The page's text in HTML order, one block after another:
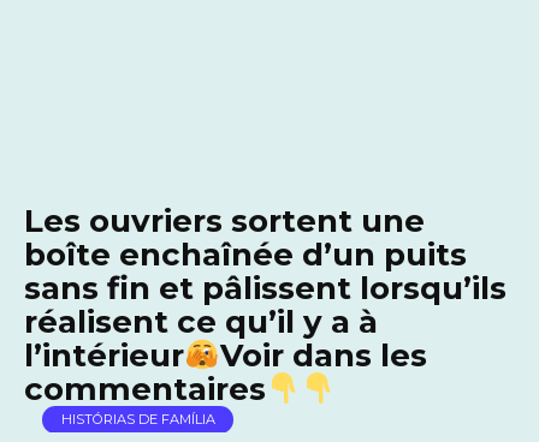
Les ouvriers sortent une
boîte enchaînée d’un puits
sans fin et pâlissent lorsqu’ils
réalisent ce qu’il y a à
l’intérieur
Voir dans les
commentaires
HISTÓRIAS DE FAMÍLIA